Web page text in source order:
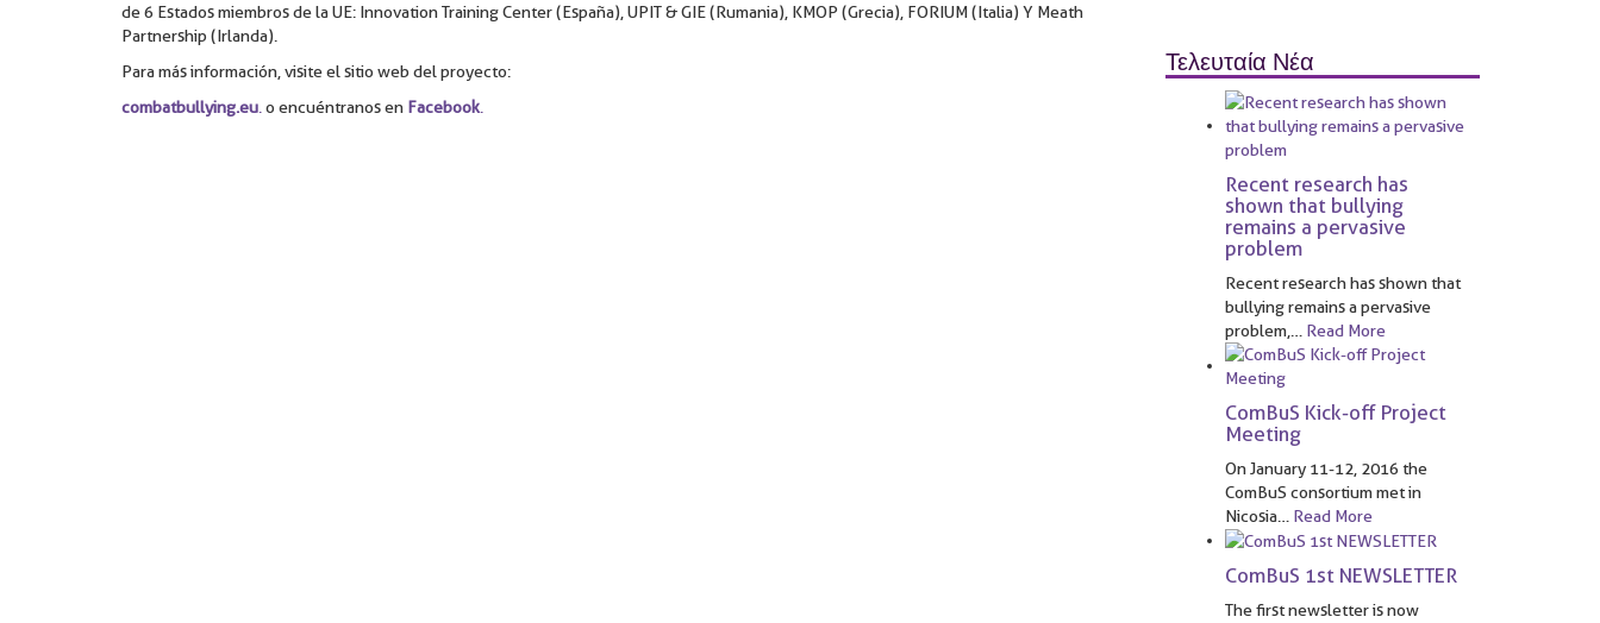
de 6 Estados miembros de la UE: Innovation Training Center (España), UPIT & GIE (Rumania), KMOP (Grecia), FORIUM (Italia) Y Meath
Partnership (Irlanda).
Para más información, visite el sitio web del proyecto:
combatbullying.eu.o encuéntranos en Facebook.
Τελευταία Νέα
Recent research has
shown that bullying
remains a pervasive
problem
Recent research has shown that
bullying remains a pervasive
problem,
Read More
ComBuS Kick-off Project
Meeting
On January 11-12, 2016 the
ComBuS consortium met in
Nicosia… Read More
ComBuS 1st NEWSLETTER
The first newsletter is now